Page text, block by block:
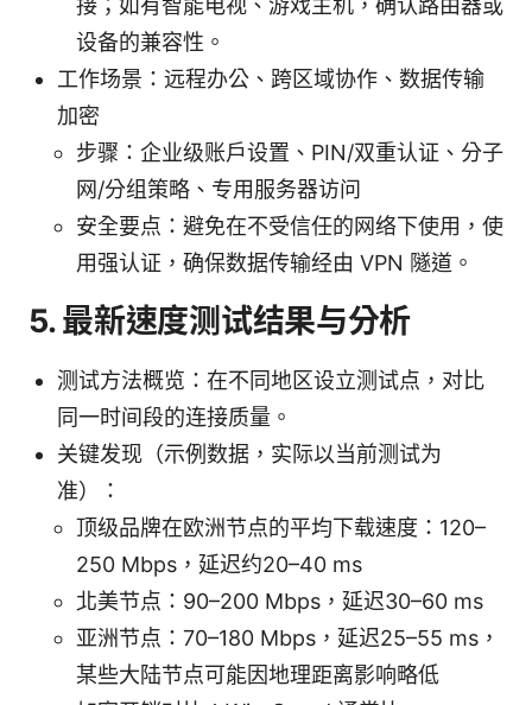
设备的兼容性。
工作场景：远程办公、跨区域协作、数据传输
加密
步骤：企业级账户设置、PIN/双重认证、分子
网/分组策略、专用服务器访问
安全要点：避免在不受信任的网络下使用，使
用强认证，确保数据传输经由 VPN 隧道。
5. 最新速度测试结果与分析
测试方法概览：在不同地区设立测试点，对比
同一时间段的连接质量。
关键发现（示例数据，实际以当前测试为
准）：
顶级品牌在欧洲节点的平均下载速度：120–
250 Mbps，延迟约20–40 ms
北美节点：90–200 Mbps，延迟30–60 ms
亚洲节点：70–180 Mbps，延迟25–55 ms，
某些大陆节点可能因地理距离影响略低